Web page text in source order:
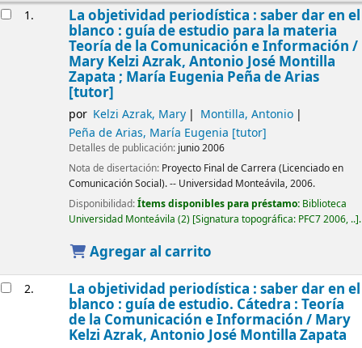
1. La objetividad periodística : saber dar en el
blanco : guía de estudio para la materia
Teoría de la Comunicación e Información /
Mary Kelzi Azrak, Antonio José Montilla
Zapata ; María Eugenia Peña de Arias
[tutor]
por Kelzi Azrak, Mary
Montilla, Antonio
Peña de Arias, María Eugenia [tutor]
Detalles de publicación: junio 2006
Nota de disertación: Proyecto Final de Carrera (Licenciado en
Comunicación Social). -- Universidad Monteávila, 2006.
Disponibilidad:Ítems disponibles para préstamo: Biblioteca
Universidad Monteávila (2) Signatura topográfica: PFC7 2006, .. .
Agregar al carrito
2. La objetividad periodística : saber dar en el
blanco : guía de estudio. Cátedra : Teoría
de la Comunicación e Información / Mary
Kelzi Azrak, Antonio José Montilla Zapata